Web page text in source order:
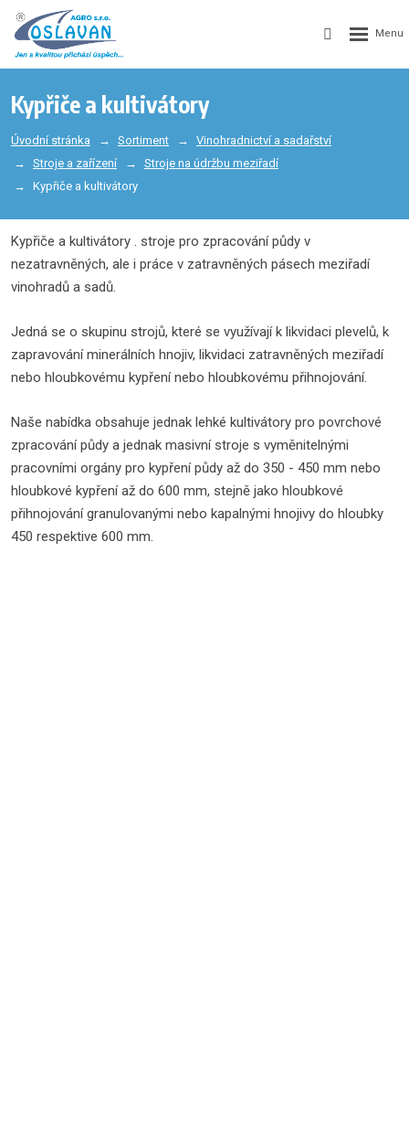
Kypřiče a kultivátory
Úvodní stránka Sortiment
Vinohradnictví a sadařství
Stroje a zařízení
Stroje na údržbu meziřadí
Kypřiče a kultivátory
Kypřiče a kultivátory . stroje pro zpracování půdy v
nezatravněných, ale i práce v zatravněných pásech meziřadí
vinohradů a sadů.
Jedná se o skupinu strojů, které se využívají k likvidaci plevelů, k
zapravování minerálních hnojiv, likvidaci zatravněných meziřadí
nebo hloubkovému kypření nebo hloubkovému přihnojování.
Naše nabídka obsahuje jednak lehké kultivátory pro povrchové
zpracování půdy a jednak masivní stroje s vyměnitelnými
pracovními orgány pro kypření půdy až do 350 - 450 mm nebo
hloubkové kypření až do 600 mm, stejně jako hloubkové
přihnojování granulovanými nebo kapalnými hnojivy do hloubky
450 respektive 600 mm.